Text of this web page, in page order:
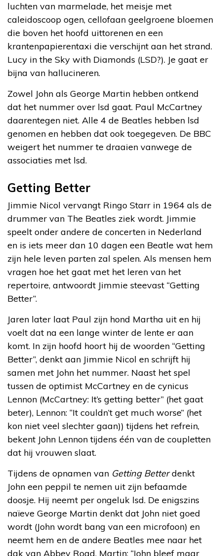
luchten van marmelade, het meisje met
caleidoscoop ogen, cellofaan geelgroene bloemen
die boven het hoofd uittorenen en een
krantenpapierentaxi die verschijnt aan het strand.
Lucy in the Sky with Diamonds (LSD?). Je gaat er
bijna van hallucineren.
Zowel John als George Martin hebben ontkend
dat het nummer over lsd gaat. Paul McCartney
daarentegen niet. Alle 4 de Beatles hebben lsd
genomen en hebben dat ook toegegeven. De BBC
weigert het nummer te draaien vanwege de
associaties met lsd.
Getting Better
Jimmie Nicol vervangt Ringo Starr in 1964 als de
drummer van The Beatles ziek wordt. Jimmie
speelt onder andere de concerten in Nederland
en is iets meer dan 10 dagen een Beatle wat hem
zijn hele leven parten zal spelen. Als mensen hem
vragen hoe het gaat met het leren van het
repertoire, antwoordt Jimmie steevast “Getting
Better”.
Jaren later laat Paul zijn hond Martha uit en hij
voelt dat na een lange winter de lente er aan
komt. In zijn hoofd hoort hij de woorden “Getting
Better”, denkt aan Jimmie Nicol en schrijft hij
samen met John het nummer. Naast het spel
tussen de optimist McCartney en de cynicus
Lennon (McCartney: It’s getting better” (het gaat
beter), Lennon: “It couldn’t get much worse” (het
kon niet veel slechter gaan)) tijdens het refrein,
bekent John Lennon tijdens één van de coupletten
dat hij vrouwen slaat.
Tijdens de opnamen van Getting Betterdenkt
John een peppil te nemen uit zijn befaamde
doosje. Hij neemt per ongeluk lsd. De enigszins
naïeve George Martin denkt dat John niet goed
wordt (John wordt bang van een microfoon) en
neemt hem en de andere Beatles mee naar het
dak van Abbey Road. Martin: “John bleef maar